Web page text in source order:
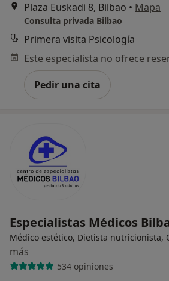
Plaza Euskadi 8, Bilbao • Mapa
Consulta privada Bilbao
Primera visita Psicología
Pedir una cita
Especialistas Médicos
Médico estético, Dietista nutricionista,
más
534 opiniones